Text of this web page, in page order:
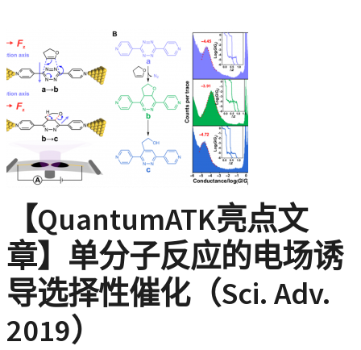
【QuantumATK亮点文
章】单分子反应的电场诱
导选择性催化（Sci. Adv.
2019）